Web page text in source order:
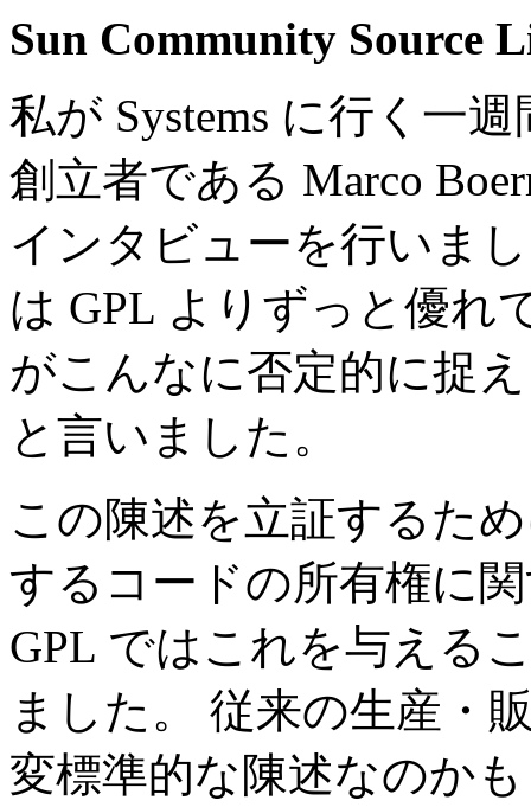
Sun Community Source
私が Systems に行く一
創立者である Marco
インタビューを行いま
は GPL よりずっと優れ
がこんなに否定的に捉
と言いました。
この陳述を立証するた
するコードの所有権に
GPL ではこれを与える
ました。 従来の生産・
変標準的な陳述なのか